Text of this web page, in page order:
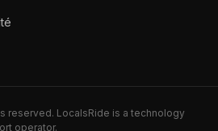
reserved. LocalsRide is a technology
operator.